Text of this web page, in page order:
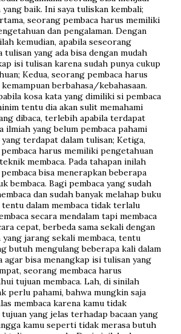
yang baik. Ini saya tuliskan kembali;
seorang pembaca harus memiliki
dan pengalaman. Dengan
kemudian, apabila seseorang
tulisan yang ada bisa dengan mudah
isi tulisan karena sudah punya cukup
Kedua, seorang pembaca harus
berbahasa/kebahasaan.
kosa kata yang dimiliki si pembaca
tentu dia akan sulit memahami
dibaca, terlebih apabila terdapat
ilmiah yang belum pembaca pahami
terdapat dalam tulisan; Ketiga,
harus memiliki pengetahuan
membaca. Pada tahapan inilah
bisa menerapkan beberapa
bembaca. Bagi pembaca yang sudah
dan sudah banyak melahap buku
tentu dalam membaca tidak terlalu
secara mendalam tapi membaca
cepat, berbeda sama sekali dengan
yang jarang sekali membaca, tentu
butuh mengulang beberapa kali dalam
agar bisa menangkap isi tulisan yang
seorang membaca harus
tujuan membaca. Lah, di sinilah
perlu pahami, bahwa mungkin saja
membaca karena kamu tidak
yang jelas terhadap bacaan yang
kamu seperti tidak merasa butuh